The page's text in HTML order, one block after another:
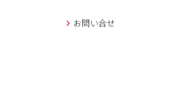
お問い合せ